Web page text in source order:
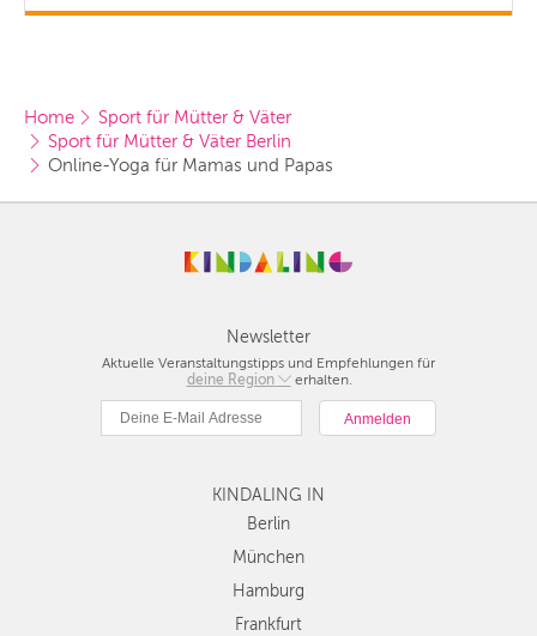
Home
Sport für Mütter & Väter
Sport für Mütter & Väter Berlin
Online-Yoga für Mamas und Papas
Newsletter
Aktuelle Veranstaltungstipps und Empfehlungen für
deine Region
Berlin
München
Hamburg
Köln
Düsseldorf
Stuttgart
Essen
erhalten.
KINDALING IN
Berlin
München
Hamburg
Frankfurt